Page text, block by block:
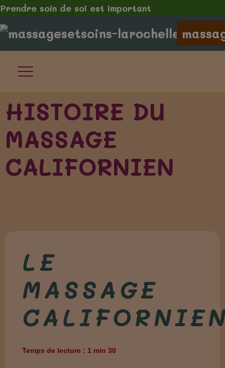
Prendre soin de soi est important
HISTOIRE DU
MASSAGE
CALIFORNIEN
LE
MASSAGE
Temps de lecture : 1 min 30